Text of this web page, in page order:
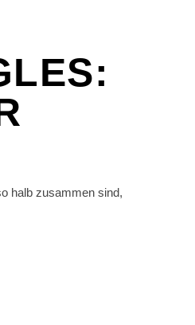
halb zusammen sind,